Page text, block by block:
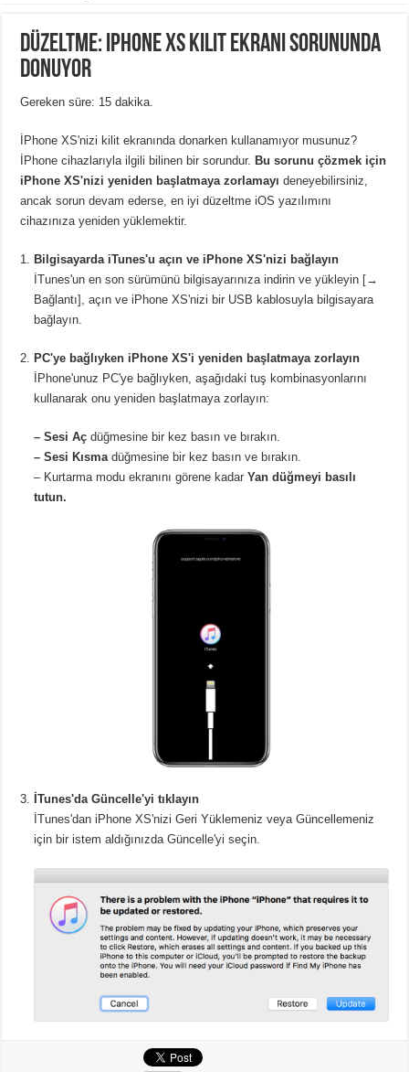
DÜZELTME: iPhone XS kilit ekranı sorununda
donuyor
Gereken süre: 15 dakika.
İPhone XS'nizi kilit ekranında donarken kullanamıyor musunuz?
İPhone cihazlarıyla ilgili bilinen bir sorundur.Bu sorunu çözmek için
iPhone XS'nizi yeniden başlatmaya zorlamayı deneyebilirsiniz,
ancak sorun devam ederse, en iyi düzeltme iOS yazılımını
cihazınıza yeniden yüklemektir.
Bilgisayarda iTunes'u açın ve iPhone XS'nizi bağlayın
İTunes'un en son sürümünü bilgisayarınıza indirin ve yükleyin [→
Bağlantı], açın ve iPhone XS'nizi bir USB kablosuyla bilgisayara
bağlayın.
PC'ye bağlıyken iPhone XS'i yeniden başlatmaya zorlayın
İPhone'unuz PC'ye bağlıyken, aşağıdaki tuş kombinasyonlarını
kullanarak onu yeniden başlatmaya zorlayın:
– Sesi Aç düğmesine bir kez basın ve bırakın.
– Sesi Kısma düğmesine bir kez basın ve bırakın.
– Kurtarma modu ekranını görene kadarYan düğmeyi basılı
tutun.
İTunes'da Güncelle'yi tıklayın
İTunes'dan iPhone XS'nizi Geri Yüklemeniz veya Güncellemeniz
için bir istem aldığınızda Güncelle'yi seçin.